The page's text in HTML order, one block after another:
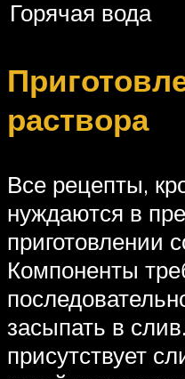
Горячая вода
раствора
Все рецепты,
нуждаются в
приготовлении
Компоненты
засыпать в
присутствует